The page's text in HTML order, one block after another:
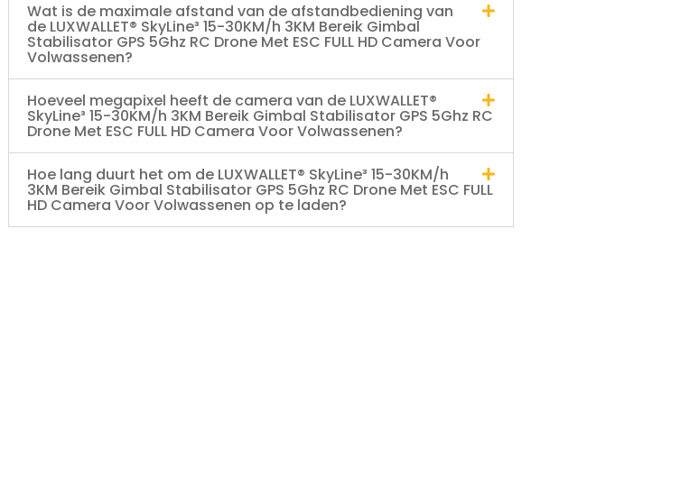
Wat is de maximale afstand van de afstandbediening van
de LUXWALLET® SkyLine³ 15-30KM/h 3KM Bereik Gimbal
Stabilisator GPS 5Ghz RC Drone Met ESC FULL HD Camera Voor
Volwassenen?
Hoeveel megapixel heeft de camera van de LUXWALLET®
SkyLine³ 15-30KM/h 3KM Bereik Gimbal Stabilisator GPS 5Ghz RC
Drone Met ESC FULL HD Camera Voor Volwassenen?
Hoe lang duurt het om de LUXWALLET® SkyLine³ 15-30KM/h
3KM Bereik Gimbal Stabilisator GPS 5Ghz RC Drone Met ESC FULL
HD Camera Voor Volwassenen op te laden?